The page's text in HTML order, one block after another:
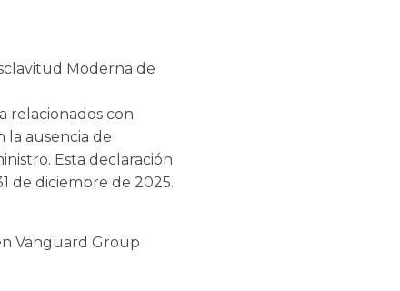
Moderna de
relacionados con
la ausencia de
Esta declaración
de diciembre de 2025.
Vanguard Group